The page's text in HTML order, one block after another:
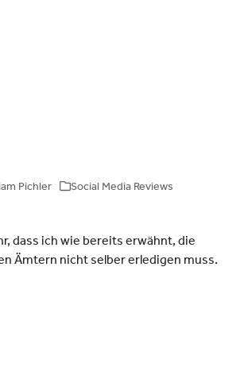
Pichler
Social Media Reviews
dass ich wie bereits erwähnt, die
Ämtern nicht selber erledigen muss.